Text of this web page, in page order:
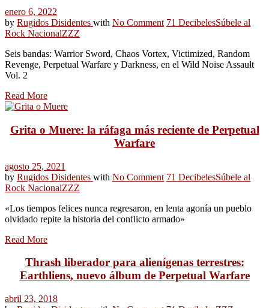
enero 6, 2022
by Rugidos Disidentes with No Comment 71 DecibelesSúbele al
Rock NacionalZZZ
Seis bandas: Warrior Sword, Chaos Vortex, Victimized, Random
Revenge, Perpetual Warfare y Darkness, en el Wild Noise Assault
Vol. 2
Read More
Grita o Muere: la ráfaga más reciente de Perpetual
Warfare
agosto 25, 2021
by Rugidos Disidentes with No Comment 71 DecibelesSúbele al
Rock NacionalZZZ
«Los tiempos felices nunca regresaron, en lenta agonía un pueblo
olvidado repite la historia del conflicto armado»
Read More
Thrash liberador para alienígenas terrestres:
Earthliens, nuevo álbum de Perpetual Warfare
abril 23, 2018